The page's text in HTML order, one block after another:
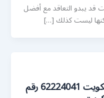
قد يبدو التعاقد مع أفضل
ليست كذلك […]
فني صيانة تكييف مركزي الكويت 62224041 رقم